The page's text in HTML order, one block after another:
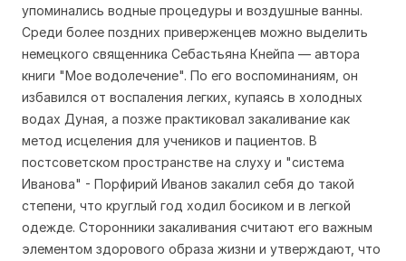
упоминались водные процедуры и воздушные ванны.
Среди более поздних приверженцев можно выделить
немецкого священника Себастьяна Кнейпа — автора
книги "Мое водолечение". По его воспоминаниям, он
избавился от воспаления легких, купаясь в холодных
водах Дуная, а позже практиковал закаливание как
метод исцеления для учеников и пациентов. В
постсоветском пространстве на слуху и "система
Иванова" - Порфирий Иванов закалил себя до такой
степени, что круглый год ходил босиком и в легкой
одежде. Сторонники закаливания считают его важным
элементом здорового образа жизни и утверждают, что